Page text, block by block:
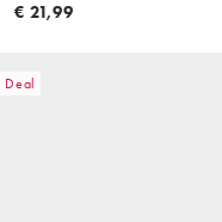
€ 21,99
Deal